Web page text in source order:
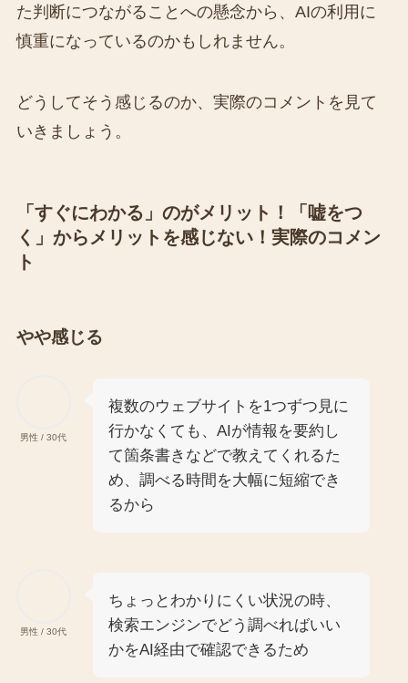
た判断につながることへの懸念から、AIの利用に
慎重になっているのかもしれません。
どうしてそう感じるのか、実際のコメントを見て
いきましょう。
「すぐにわかる」のがメリット！「嘘をつ
く」からメリットを感じない！実際のコメン
ト
やや感じる
男性 / 30代
複数のウェブサイトを1つずつ見に
行かなくても、AIが情報を要約し
て箇条書きなどで教えてくれるた
め、調べる時間を大幅に短縮でき
るから
男性 / 30代
ちょっとわかりにくい状況の時、
検索エンジンでどう調べればいい
かをAI経由で確認できるため